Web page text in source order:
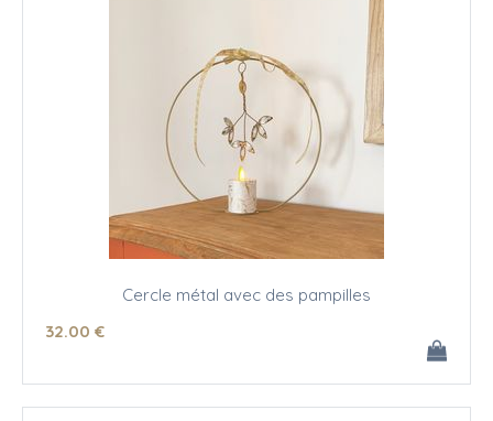
Cercle métal avec des pampilles
32.00 €